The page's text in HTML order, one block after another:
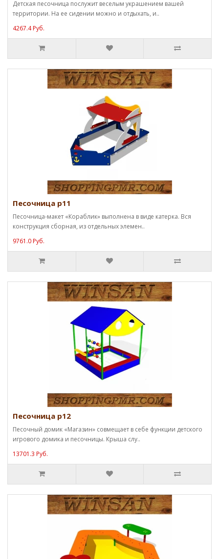
Детская песочница послужит веселым украшением вашей
территории. На ее сидении можно и отдыхать, и..
4267.4 Руб.
Песочница p11
Песочница-макет «Кораблик» выполнена в виде катерка. Вся
конструкция сборная, из отдельных элемен..
9761.0 Руб.
Песочница p12
Песочный домик «Магазин» совмещает в себе функции детского
игрового домика и песочницы. Крыша слу..
13701.3 Руб.